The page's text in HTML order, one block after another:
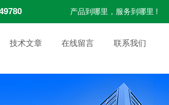
产品到哪里，服务到哪里 !
技术文章 在线留言 联系我们